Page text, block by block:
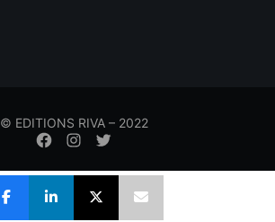
© EDITIONS RIVA – 2022
Élément
menude
de